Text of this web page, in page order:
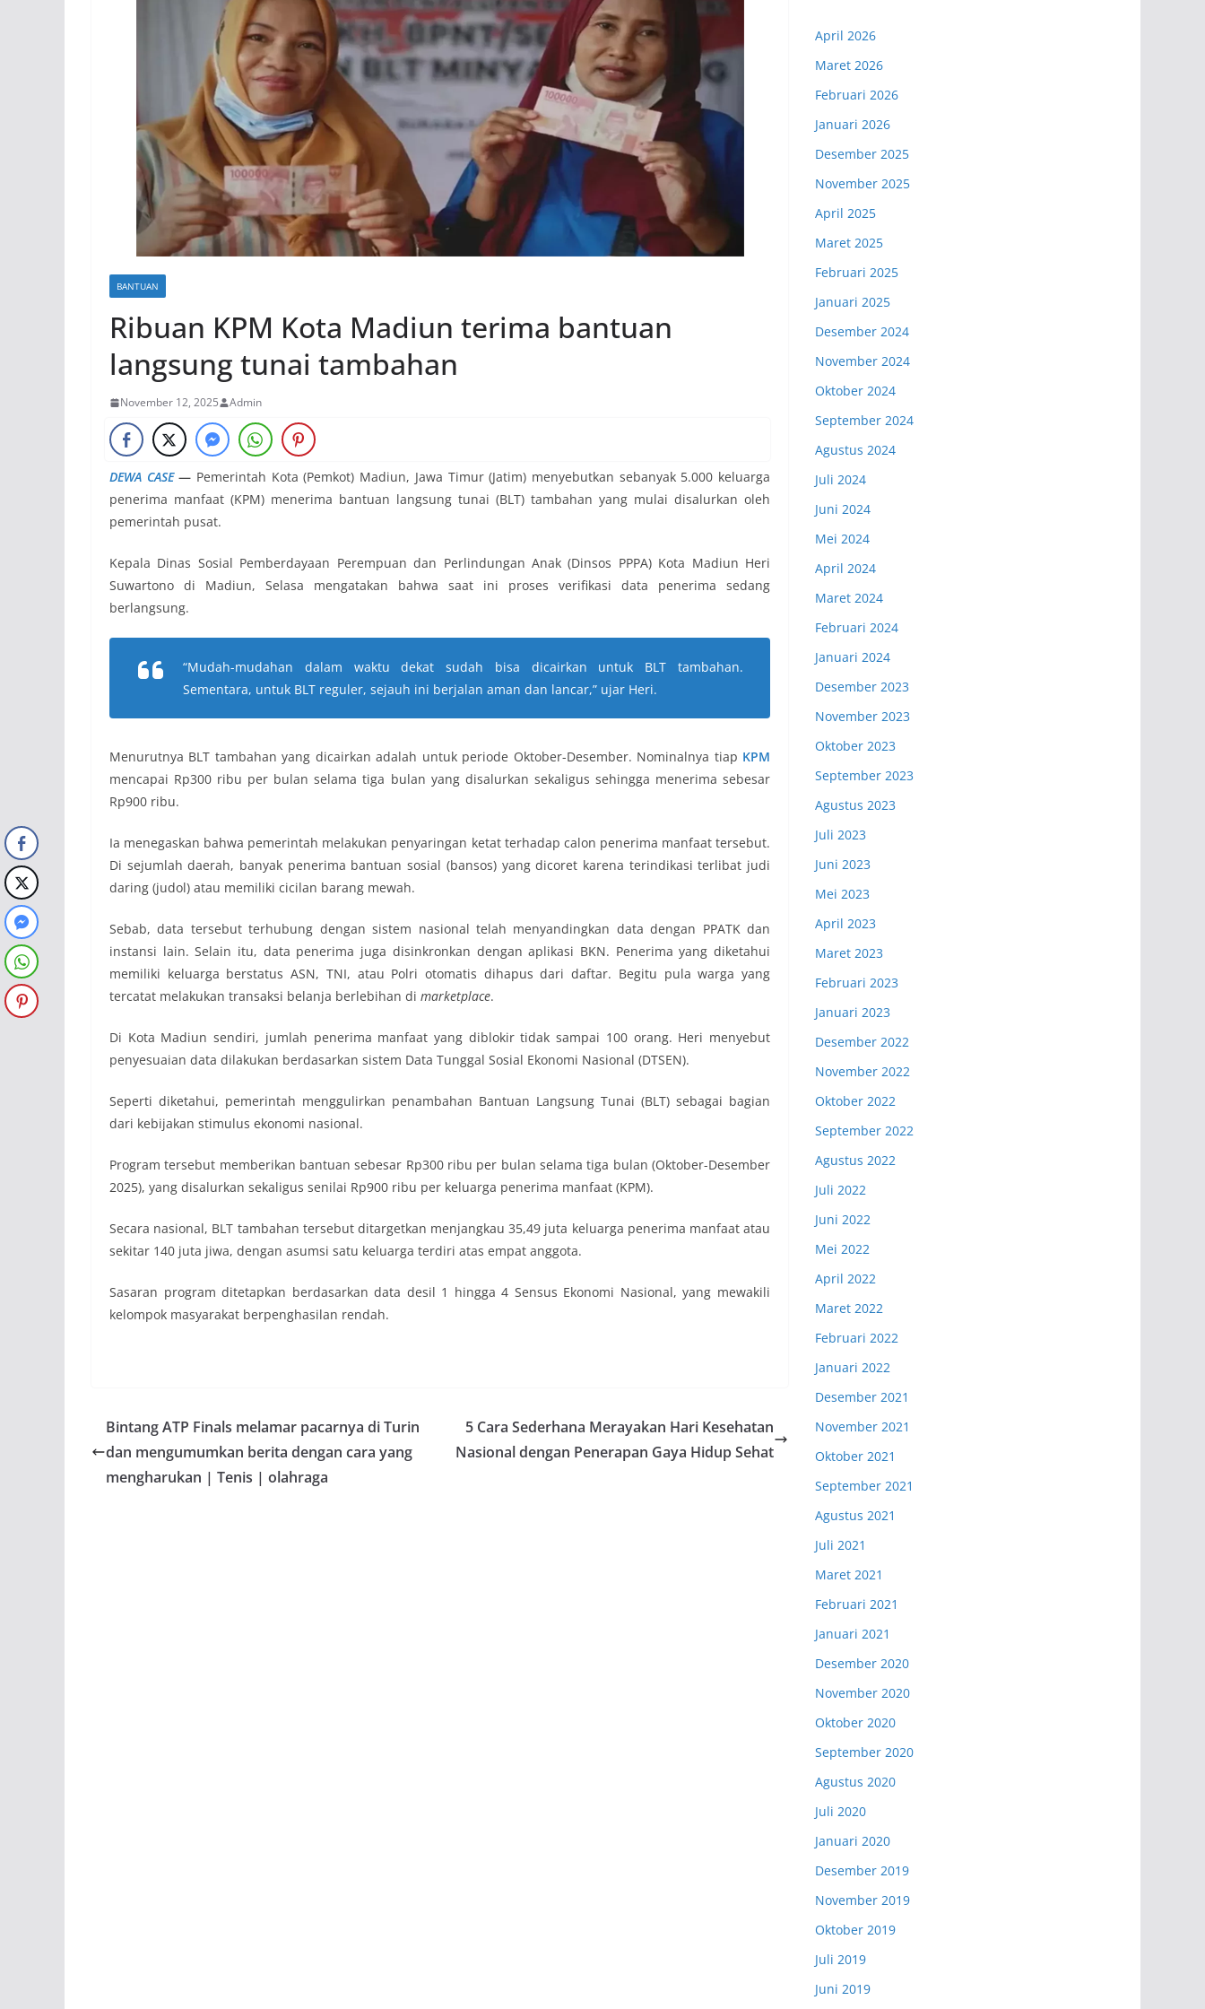
BANTUAN
Ribuan KPM Kota Madiun terima bantuan
langsung tunai tambahan
November 12, 2025 Admin
DEWA CASE— Pemerintah Kota (Pemkot) Madiun, Jawa Timur (Jatim) menyebutkan sebanyak 5.000 keluarga
penerima manfaat (KPM) menerima bantuan langsung tunai (BLT) tambahan yang mulai disalurkan oleh
pemerintah pusat.
Kepala Dinas Sosial Pemberdayaan Perempuan dan Perlindungan Anak (Dinsos PPPA) Kota Madiun Heri
Suwartono di Madiun, Selasa mengatakan bahwa saat ini proses verifikasi data penerima sedang
berlangsung.
“Mudah-mudahan dalam waktu dekat sudah bisa dicairkan untuk BLT tambahan.
Sementara, untuk BLT reguler, sejauh ini berjalan aman dan lancar,” ujar Heri.
Menurutnya BLT tambahan yang dicairkan adalah untuk periode Oktober-Desember. Nominalnya tiap KPM
mencapai Rp300 ribu per bulan selama tiga bulan yang disalurkan sekaligus sehingga menerima sebesar
Rp900 ribu.
Ia menegaskan bahwa pemerintah melakukan penyaringan ketat terhadap calon penerima manfaat tersebut.
Di sejumlah daerah, banyak penerima bantuan sosial (bansos) yang dicoret karena terindikasi terlibat judi
daring (judol) atau memiliki cicilan barang mewah.
Sebab, data tersebut terhubung dengan sistem nasional telah menyandingkan data dengan PPATK dan
instansi lain. Selain itu, data penerima juga disinkronkan dengan aplikasi BKN. Penerima yang diketahui
memiliki keluarga berstatus ASN, TNI, atau Polri otomatis dihapus dari daftar. Begitu pula warga yang
tercatat melakukan transaksi belanja berlebihan di marketplace.
Di Kota Madiun sendiri, jumlah penerima manfaat yang diblokir tidak sampai 100 orang. Heri menyebut
penyesuaian data dilakukan berdasarkan sistem Data Tunggal Sosial Ekonomi Nasional (DTSEN).
Seperti diketahui, pemerintah menggulirkan penambahan Bantuan Langsung Tunai (BLT) sebagai bagian
dari kebijakan stimulus ekonomi nasional.
Program tersebut memberikan bantuan sebesar Rp300 ribu per bulan selama tiga bulan (Oktober-Desember
2025), yang disalurkan sekaligus senilai Rp900 ribu per keluarga penerima manfaat (KPM).
Secara nasional, BLT tambahan tersebut ditargetkan menjangkau 35,49 juta keluarga penerima manfaat atau
sekitar 140 juta jiwa, dengan asumsi satu keluarga terdiri atas empat anggota.
Sasaran program ditetapkan berdasarkan data desil 1 hingga 4 Sensus Ekonomi Nasional, yang mewakili
kelompok masyarakat berpenghasilan rendah.
Bintang ATP Finals melamar pacarnya di Turin
dan mengumumkan berita dengan cara yang
mengharukan | Tenis | olahraga
5 Cara Sederhana Merayakan Hari Kesehatan
Nasional dengan Penerapan Gaya Hidup Sehat
April 2026
Maret 2026
Februari 2026
Januari 2026
Desember 2025
November 2025
April 2025
Maret 2025
Februari 2025
Januari 2025
Desember 2024
November 2024
Oktober 2024
September 2024
Agustus 2024
Juli 2024
Juni 2024
Mei 2024
April 2024
Maret 2024
Februari 2024
Januari 2024
Desember 2023
November 2023
Oktober 2023
September 2023
Agustus 2023
Juli 2023
Juni 2023
Mei 2023
April 2023
Maret 2023
Februari 2023
Januari 2023
Desember 2022
November 2022
Oktober 2022
September 2022
Agustus 2022
Juli 2022
Juni 2022
Mei 2022
April 2022
Maret 2022
Februari 2022
Januari 2022
Desember 2021
November 2021
Oktober 2021
September 2021
Agustus 2021
Juli 2021
Maret 2021
Februari 2021
Januari 2021
Desember 2020
November 2020
Oktober 2020
September 2020
Agustus 2020
Juli 2020
Januari 2020
Desember 2019
November 2019
Oktober 2019
Juli 2019
Juni 2019